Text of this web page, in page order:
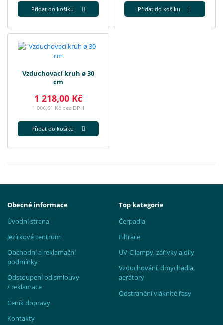
Přidat do košíku Přidat do košíku
Vzduchovací kruh ø 30
cm
1 218,00 Kč
1 006,61 Kč bez DPH
Přidat do košíku
Obecné informace
Úvodní strana
Jezírkové centrum
Obchodní a reklamační
podmínky
Odstoupení od smlouvy
/ reklamace
Ceník dopravy
Kontakty
Top kategorie
Čerpadla
Filtrace
UV-C lampy, zářivky a díly
Vzduchování, dmychadla,
aerátory
Odstranění vláknité řasy